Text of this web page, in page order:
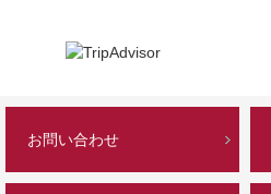
お問い合わせ